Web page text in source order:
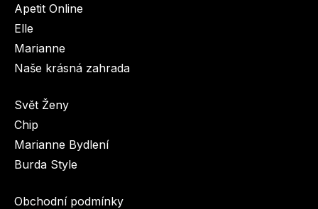
Apetit Online
Elle
Marianne
Naše krásná zahrada
Svět Ženy
Chip
Marianne Bydlení
Burda Style
Obchodní podmínky